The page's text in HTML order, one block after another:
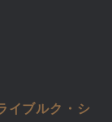
イブルク・シ